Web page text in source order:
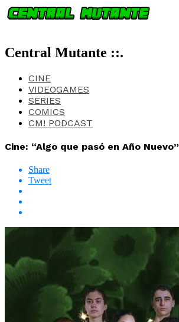
Central Mutante ::.
CINE
VIDEOGAMES
SERIES
COMICS
CM! PODCAST
Cine: “Algo que pasó en Año Nuevo”
Share
Tweet